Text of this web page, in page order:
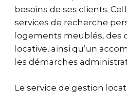
besoins de ses clients.
services de recherche
logements meublés, des
locative, ainsi qu’un
les démarches
Le service de gestion